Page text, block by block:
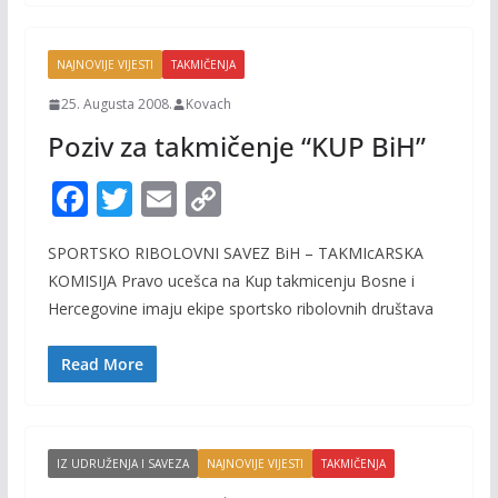
k k
NAJNOVIJE VIJESTI TAKMIČENJA
25. Augusta 2008. Kovach
Poziv za takmičenje “KUP BiH”
F
e
b
o
o
T
itt
er
E
ai
l
C
p
y
SPORTSKO RIBOLOVNI SAVEZ BiH – TAKMIcARSKA
KOMISIJA Pravo ucešca na Kup takmicenju Bosne i
Hercegovine imaju ekipe sportsko ribolovnih društava
Read More
IZ UDRUŽENJA I SAVEZA NAJNOVIJE VIJESTI TAKMIČENJA